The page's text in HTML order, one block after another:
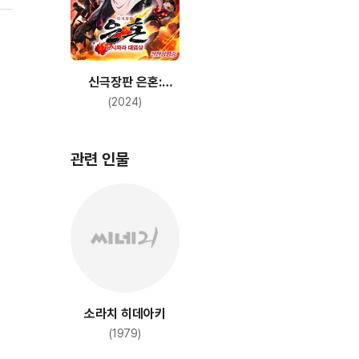
두
신극장판 은혼:
요시와라 대염상
(2024)
관련 인물
소라치 히데아키
(1979)